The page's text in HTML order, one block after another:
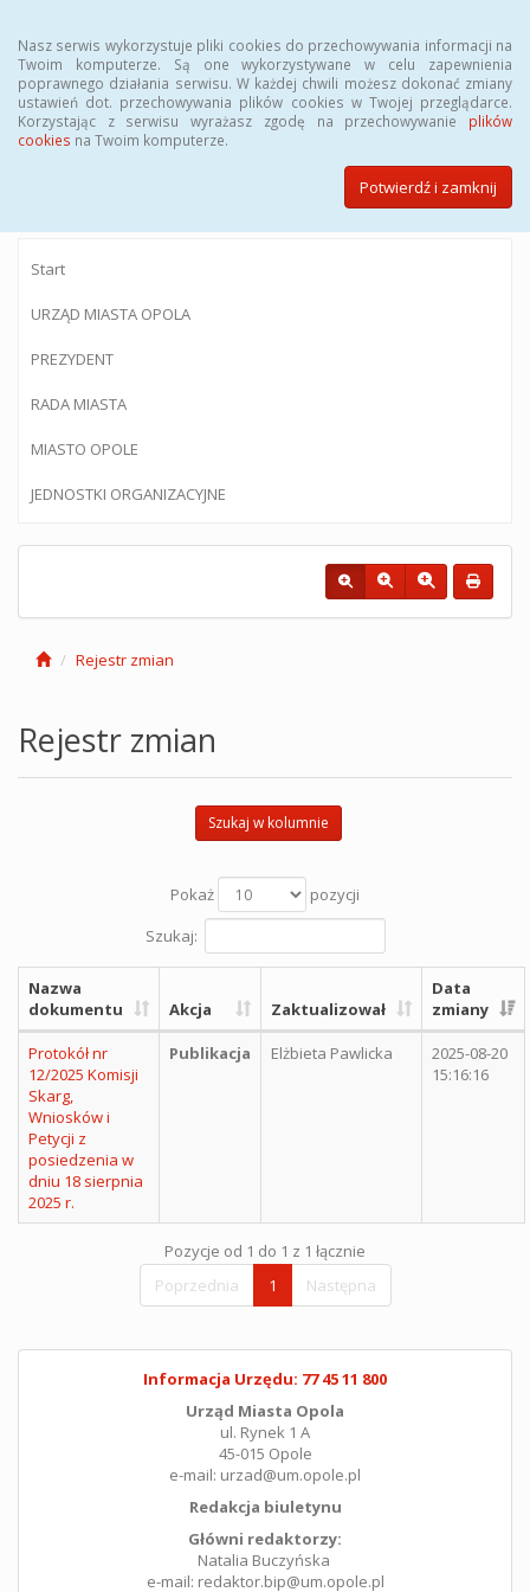
Nasz serwis wykorzystuje pliki cookies do przechowywania informacji na
Twoim komputerze. Są one wykorzystywane w celu zapewnienia
poprawnego działania serwisu. W każdej chwili możesz dokonać zmiany
ustawień dot. przechowywania plików cookies w Twojej przeglądarce.
Korzystając z serwisu wyrażasz zgodę na przechowywanie plików
cookies na Twoim komputerze.
Potwierdź i zamknij
BIULETYN INFORMACJI PUBLICZNEJ
Urzędu Miasta Opola
Start
URZĄD MIASTA OPOLA
PREZYDENT
RADA MIASTA
MIASTO OPOLE
JEDNOSTKI ORGANIZACYJNE
Rejestr zmian
Rejestr zmian
Szukaj w kolumnie
Pokaż
pozycji
Szukaj:
Nazwa
dokumentu
Akcja Zaktualizował
Data
zmiany
Protokół nr
12/2025 Komisji
Skarg,
Wniosków i
Petycji z
posiedzenia w
dniu 18 sierpnia
2025 r.
Publikacja Elżbieta Pawlicka
2025-08-20
15:16:16
Pozycje od 1 do 1 z 1 łącznie
Poprzednia
1 Następna
Informacja Urzędu: 77 45 11 800
Urząd Miasta Opola
ul. Rynek 1 A
45-015 Opole
e-mail: urzad@um.opole.pl
Redakcja biuletynu
Główni redaktorzy:
Natalia Buczyńska
e-mail: redaktor.bip@um.opole.pl